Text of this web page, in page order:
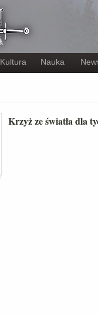
Kultura Nauka
Krzyż ze światła dla